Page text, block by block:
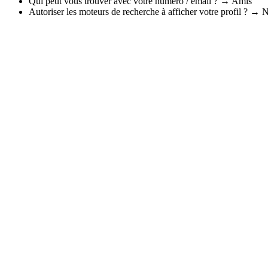
Autoriser les moteurs de recherche à afficher votre profil ? →